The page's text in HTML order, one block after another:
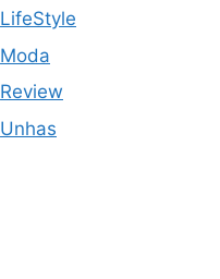
LifeStyle
Moda
Review
Unhas